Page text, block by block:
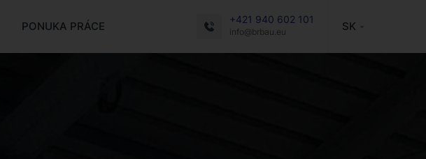
PONUKA PRÁCE
+421 940 602 101
info@brbau.eu SK